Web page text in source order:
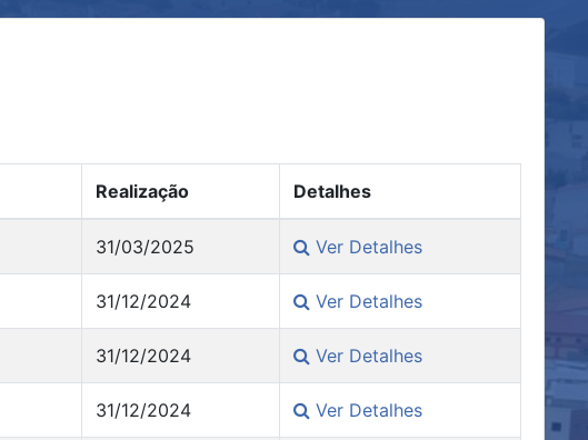
Realização Detalhes
31/03/2025 Ver Detalhes
31/12/2024 Ver Detalhes
31/12/2024 Ver Detalhes
31/12/2024 Ver Detalhes